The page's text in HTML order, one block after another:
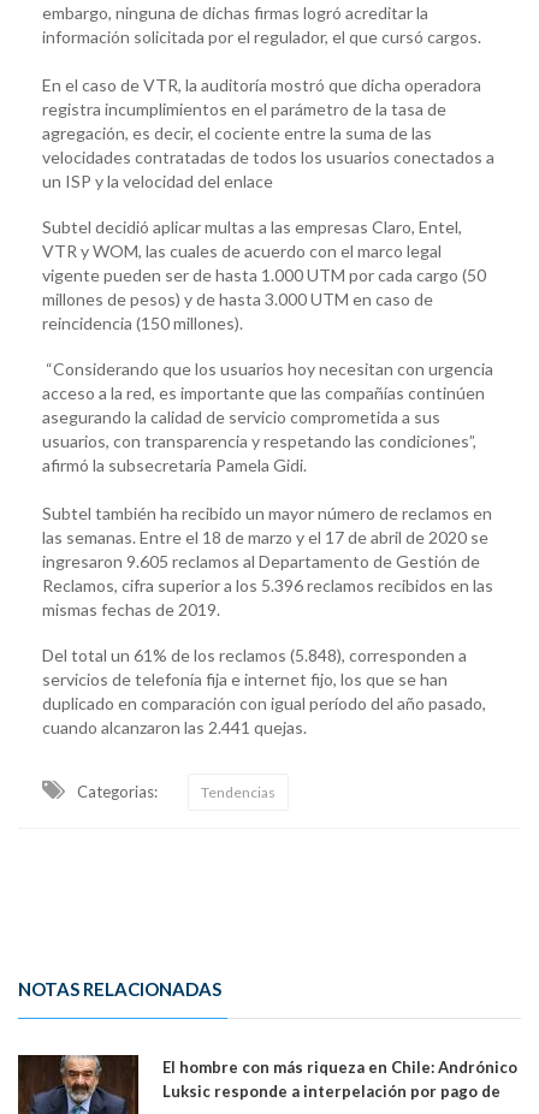
embargo, ninguna de dichas firmas logró acreditar la
información solicitada por el regulador, el que cursó cargos.
En el caso de VTR, la auditoría mostró que dicha operadora
registra incumplimientos en el parámetro de la tasa de
agregación, es decir, el cociente entre la suma de las
velocidades contratadas de todos los usuarios conectados a
un ISP y la velocidad del enlace
Subtel decidió aplicar multas a las empresas Claro, Entel,
VTR y WOM, las cuales de acuerdo con el marco legal
vigente pueden ser de hasta 1.000 UTM por cada cargo (50
millones de pesos) y de hasta 3.000 UTM en caso de
reincidencia (150 millones).
“Considerando que los usuarios hoy necesitan con urgencia
acceso a la red, es importante que las compañías continúen
asegurando la calidad de servicio comprometida a sus
usuarios, con transparencia y respetando las condiciones”,
afirmó la subsecretaria Pamela Gidi.
Subtel también ha recibido un mayor número de reclamos en
las semanas. Entre el 18 de marzo y el 17 de abril de 2020 se
ingresaron 9.605 reclamos al Departamento de Gestión de
Reclamos, cifra superior a los 5.396 reclamos recibidos en las
mismas fechas de 2019.
Del total un 61% de los reclamos (5.848), corresponden a
servicios de telefonía fija e internet fijo, los que se han
duplicado en comparación con igual período del año pasado,
cuando alcanzaron las 2.441 quejas.
Categorias: Tendencias
NOTAS RELACIONADAS
El hombre con más riqueza en Chile: Andrónico
Luksic responde a interpelación por pago de